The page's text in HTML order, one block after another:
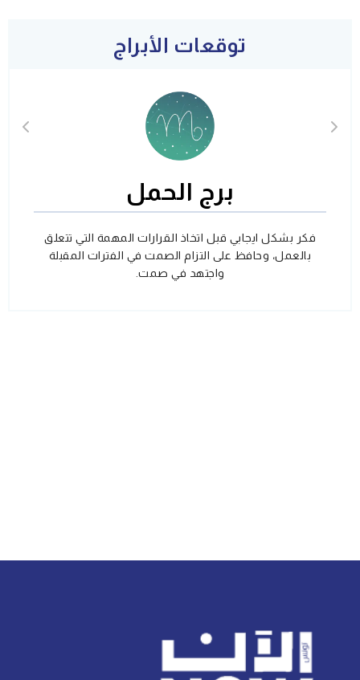
توقعات الأبراج
برج الحمل
فكر بشكل ايجابي قبل اتخاذ القرارات المهمة التي تتعلق
بالعمل، وحافظ على التزام الصمت في الفترات المقبلة
واجتهد في صمت.